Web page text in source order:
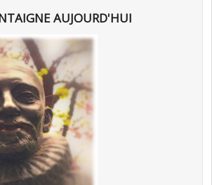
AUJOURD'HUI